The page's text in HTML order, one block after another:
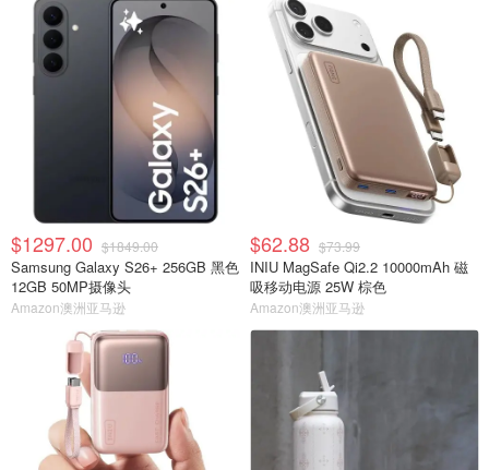
$1297.00 $1849.00
Samsung Galaxy S26+ 256GB 黑色
12GB 50MP摄像头
Amazon澳洲亚马逊
$62.88 $73.99
INIU MagSafe Qi2.2 10000mAh 磁
吸移动电源 25W 棕色
Amazon澳洲亚马逊